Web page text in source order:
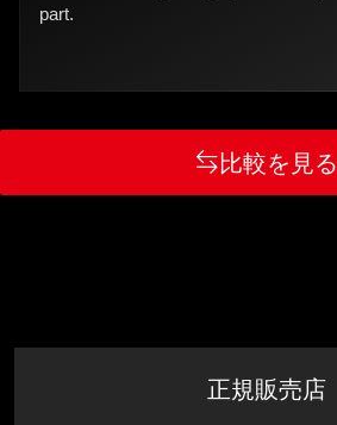
part.
比較を見る
正規販売店